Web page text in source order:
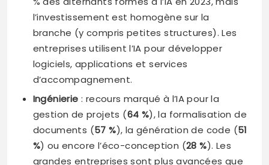
l’investissement est homogène sur la
branche (y compris petites structures). Les
entreprises utilisent l’IA pour développer
logiciels, applications et services
d’accompagnement.
Ingénierie : recours marqué à l’IA pour la
gestion de projets (64 %), la formalisation de
documents (57 %), la génération de code (51
%) ou encore l’éco-conception (28 %). Les
grandes entreprises sont plus avancées que